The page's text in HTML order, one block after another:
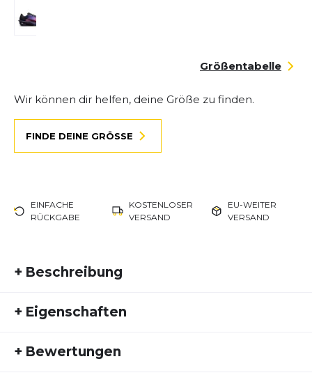
Größentabelle
Wir können dir helfen, deine Größe zu finden.
FINDE DEINE GRÖSSE
EINFACHE
RÜCKGABE
KOSTENLOSER
VERSAND
EU-WEITER
VERSAND
+ Beschreibung
setzt der Nike ZoomX Vaporfly Next 4% neue
aus ihrem Wettkampf herausholen wollen,
kombiniert dieser High-Performance-Schuh
+ Eigenschaften
Fremdartikelnummer:
+ Bewertungen